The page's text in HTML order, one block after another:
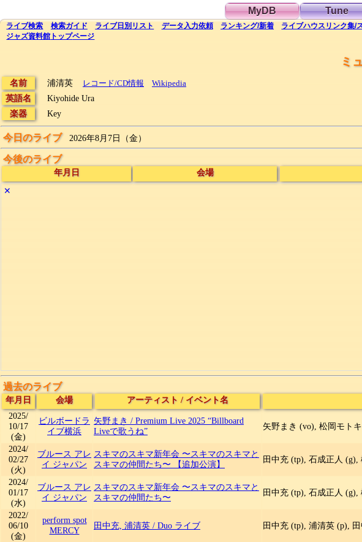
MyDB Tune
ライブ検索 検索ガイド ライブ日別 リスト データ入力依頼 ランキング/新着 ライブハウス リンク集/
ジャズ資料館 トップページ
ミ
名前 浦清英 レコード/CD情報 Wikipedia
英語名
Kiyohide Ura
楽器
Key
今日のライブ 2026年8月7日（金）
今後のライブ
年月日 会場
✕
過去のライブ
年月日 会場 アーティスト / イベント名
2025/
10/17
(金)
ビルボードラ
イブ横浜
矢野まき / Premium Live 2025 “Billboard
Liveで歌うね”
矢野まき (vo), 松岡モト
2024/
02/27
(火)
ブルース アレ
イ ジャパン
スキマのスキマ新年会 〜スキマのスキマと
スキマの仲間たち〜 【追加公演】
田中充 (tp), 石成正人 (g),
2024/
01/17
(水)
ブルース アレ
イ ジャパン
スキマのスキマ新年会 〜スキマのスキマと
スキマの仲間たち〜
田中充 (tp), 石成正人 (g),
2022/
06/10
(金)
perform spot
MERCY
田中充, 浦清英 / Duo ライブ 田中充 (tp), 浦清英 (p),